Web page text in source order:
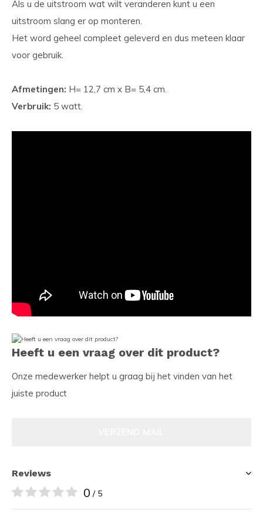
Als u de uitstroom wat wilt veranderen kunt u een
uitstroom slang er op monteren.
Het word geheel compleet geleverd en dus meteen klaar
voor gebruik.
Afmetingen: H= 12,7 cm x B= 5,4 cm.
Verbruik: 5 watt.
Heeft u een vraag over dit product?
Onze medewerker helpt u graag bij het vinden van het
juiste product
Reviews
0 / 5